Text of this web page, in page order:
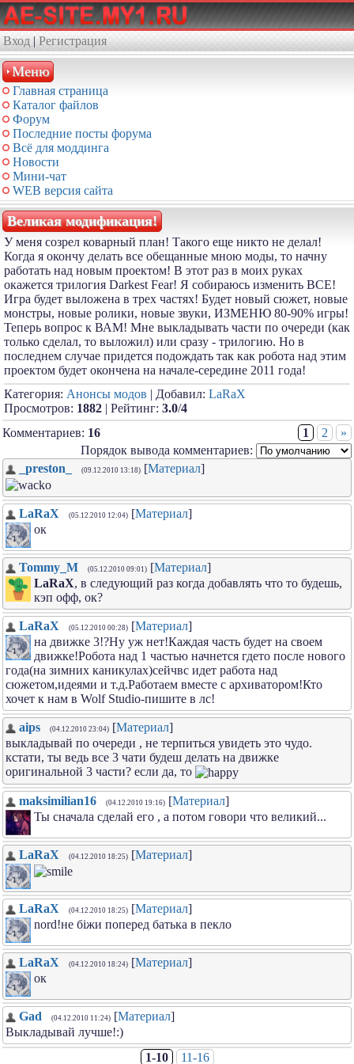
Вход | Регистрация
Меню
Главная страница
Каталог файлов
Форум
Последние посты форума
Всё для моддинга
Новости
Мини-чат
WEB версия сайта
Великая модификация!
У меня созрел коварный план! Такого еще никто не делал!
Когда я окончу делать все обещанные мною моды, то начну
работать над новым проектом! В этот раз в моих руках
окажется трилогия Darkest Fear! Я собираюсь изменить ВСЕ!
Игра будет выложена в трех частях! Будет новый сюжет, новые
монстры, новые ролики, новые звуки, ИЗМЕНЮ 80-90% игры!
Теперь вопрос к ВАМ! Мне выкладывать части по очереди (как
только сделал, то выложил) или сразу - трилогию. Но в
последнем случае придется подождать так как робота над этим
проектом будет окончена на начале-середине 2011 года!
Категория: Анонсы модов | Добавил: LaRaX
Просмотров: 1882 | Рейтинг: 3.0/4
Комментариев: 16 1 2
»
Порядок вывода комментариев:
_preston_
(09.12.2010 13:18) [Материал]
LaRaX (05.12.2010 12:04) [Материал]
ок
Tommy_M (05.12.2010 09:01) [Материал]
LaRaX, в следующий раз когда добавлять что то будешь,
кэп офф, ок?
LaRaX (05.12.2010 00:28) [Материал]
на движке 3!?Ну уж нет!Каждая часть будет на своем
движке!Робота над 1 частью начнется гдето после нового
года(на зимних каникулах)сейчвс идет работа над
сюжетом,идеями и т.д.Работаем вместе с архиватором!Кто
хочет к нам в Wolf Studio-пишите в лс!
aips (04.12.2010 23:04) [Материал]
выкладывай по очереди , не терпиться увидеть это чудо.
кстати, ты ведь все 3 чати будеш делать на движке
оригинальной 3 части? если да, то
maksimilian16 (04.12.2010 19:16) [Материал]
Ты сначала сделай его , а потом говори что великий...
LaRaX (04.12.2010 18:25) [Материал]
LaRaX (04.12.2010 18:25) [Материал]
nord!не біжи поперед батька в пекло
LaRaX (04.12.2010 18:24) [Материал]
ок
Gad (04.12.2010 11:24) [Материал]
Выкладывай лучше!:)
1-10
11-16